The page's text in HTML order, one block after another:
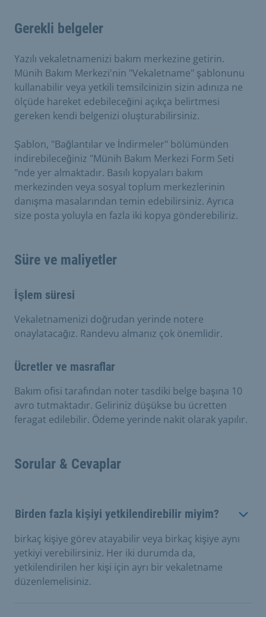
Gerekli belgeler
Yazılı vekaletnamenizi bakım merkezine getirin.
Münih Bakım Merkezi'nin "Vekaletname" şablonunu
kullanabilir veya yetkili temsilcinizin sizin adınıza ne
ölçüde hareket edebileceğini açıkça belirtmesi
gereken kendi belgenizi oluşturabilirsiniz.
Şablon, "Bağlantılar ve İndirmeler" bölümünden
indirebileceğiniz "Münih Bakım Merkezi Form Seti
"nde yer almaktadır. Basılı kopyaları bakım
merkezinden veya sosyal toplum merkezlerinin
danışma masalarından temin edebilirsiniz. Ayrıca
size posta yoluyla en fazla iki kopya gönderebiliriz.
Süre ve maliyetler
İşlem süresi
Vekaletnamenizi doğrudan yerinde notere
onaylatacağız. Randevu almanız çok önemlidir.
Ücretler ve masraflar
Bakım ofisi tarafından noter tasdiki belge başına 10
avro tutmaktadır. Geliriniz düşükse bu ücretten
feragat edilebilir. Ödeme yerinde nakit olarak yapılır.
Sorular & Cevaplar
Birden fazla kişiyi yetkilendirebilir miyim?
birkaç kişiye görev atayabilir veya birkaç kişiye aynı
yetkiyi verebilirsiniz. Her iki durumda da,
yetkilendirilen her kişi için ayrı bir vekaletname
düzenlemelisiniz.